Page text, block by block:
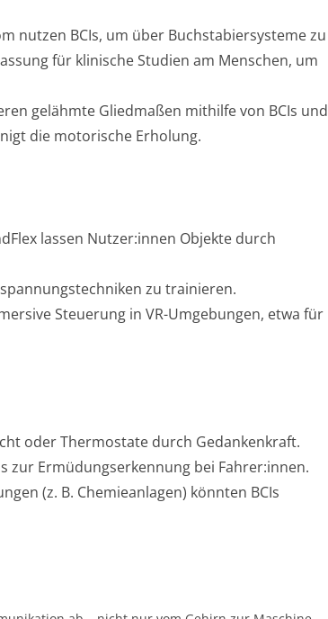
nutzen BCIs, um über Buchstabiersysteme zu
für klinische Studien am Menschen, um
gelähmte Gliedmaßen mithilfe von BCIs und
die motorische Erholung.
lassen Nutzer:innen Objekte durch
zu trainieren.
Steuerung in VR-Umgebungen, etwa für
oder Thermostate durch Gedankenkraft.
zur Ermüdungserkennung bei Fahrer:innen.
(z. B. Chemieanlagen) könnten BCIs